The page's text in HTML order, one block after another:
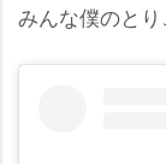
みんな僕のとり